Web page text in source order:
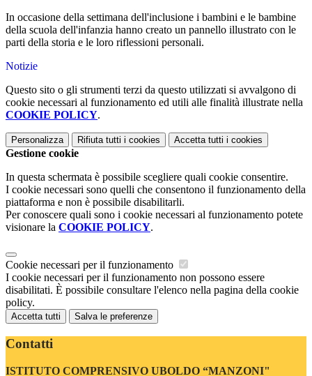
In occasione della settimana dell'inclusione i bambini e le bambine
della scuola dell'infanzia hanno creato un pannello illustrato con le
parti della storia e le loro riflessioni personali.
Notizie
Questo sito o gli strumenti terzi da questo utilizzati si avvalgono di
cookie necessari al funzionamento ed utili alle finalità illustrate nella
COOKIE POLICY.
Personalizza Rifiuta tutti i cookies Accetta tutti i cookies
Gestione cookie
In questa schermata è possibile scegliere quali cookie consentire.
I cookie necessari sono quelli che consentono il funzionamento della
piattaforma e non è possibile disabilitarli.
Per conoscere quali sono i cookie necessari al funzionamento potete
visionare la COOKIE POLICY.
Cookie necessari per il funzionamento
I cookie necessari per il funzionamento non possono essere
disabilitati. È possibile consultare l'elenco nella pagina della cookie
policy.
Accetta tutti Salva le preferenze
Contatti
ISTITUTO COMPRENSIVO UBOLDO “MANZONI"